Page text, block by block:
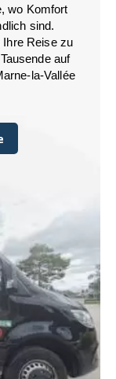
wo Komfort
sind.
Ihre Reise zu
auf
la-Vallée